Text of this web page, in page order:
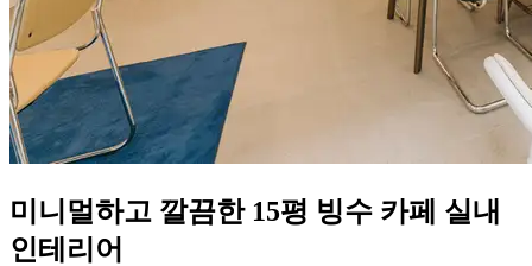
미니멀하고 깔끔한 15평 빙수 카페 실내
인테리어